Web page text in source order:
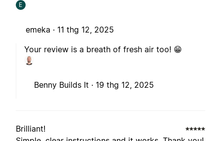
E
emeka · 11 thg 12, 2025
Your review is a breath of fresh air too! 😁
Benny Builds It · 19 thg 12, 2025
Brilliant!